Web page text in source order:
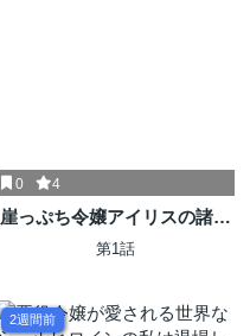
0 4
崖っぷち令嬢アイリスの諸事
情～成り行きで魔王伯爵家の
第1話
2週間前